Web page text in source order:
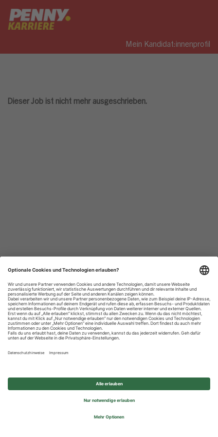
Mein Kandidat:innenprofil
Dieser Job ist nicht mehr ausgeschrieben.
Datenschutzhinweise
Impressum
Privatsphäre-Einstellungen
© 2026 REWE Group - All rights reserved